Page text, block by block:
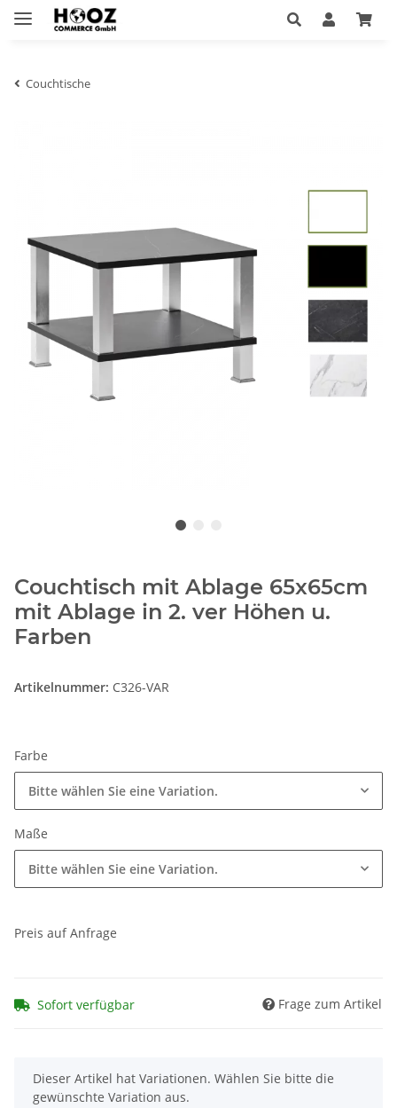
Couchtische
Couchtisch mit Ablage 65x65cm
mit Ablage in 2. ver Höhen u.
Farben
Artikelnummer: C326-VAR
Farbe
Bitte wählen Sie eine Variation.
Maße
Bitte wählen Sie eine Variation.
Preis auf Anfrage
Sofort verfügbar Frage zum Artikel
x
Dieser Artikel hat Variationen. Wählen Sie bitte die
gewünschte Variation aus.